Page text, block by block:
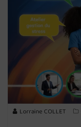
Lorraine COLLET